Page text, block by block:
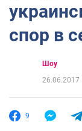
спор в
Шоу
26.06.2017
9